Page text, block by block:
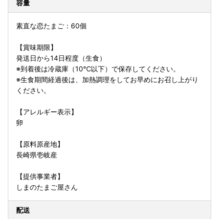
容量
素直な恋たまご：60個
【賞味期限】
発送日から14日程度（生食）
※到着後は冷蔵庫（10℃以下）で保存してください。
※生食期間経過後は、加熱調理をしてお早めにお召し上がり
ください。
【アレルギー表示】
卵
【原料原産地】
長崎県壱岐産
【提供事業者】
しまのたまご屋さん
配送